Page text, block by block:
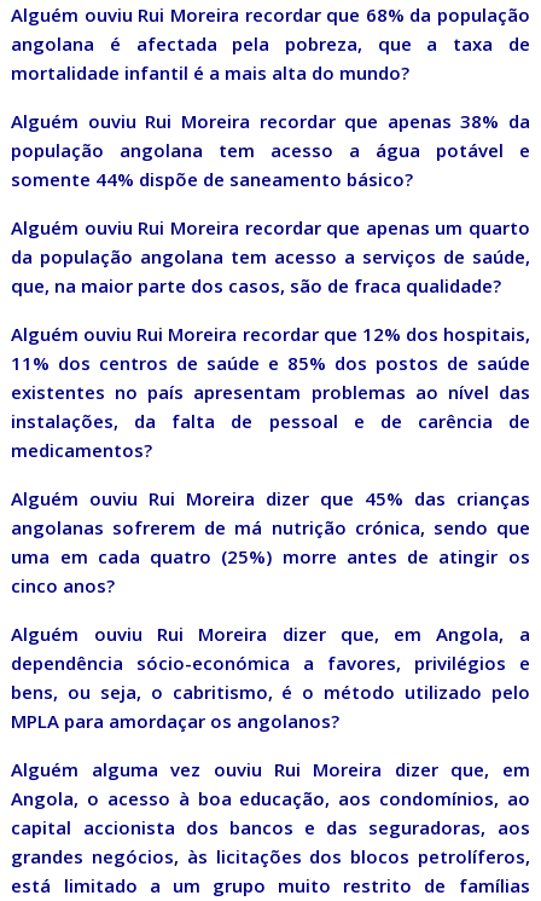
Alguém ouviu Rui Moreira recordar que 68% da população
angolana é afectada pela pobreza, que a taxa de
mortalidade infantil é a mais alta do mundo?
Alguém ouviu Rui Moreira recordar que apenas 38% da
população angolana tem acesso a água potável e
somente 44% dispõe de saneamento básico?
Alguém ouviu Rui Moreira recordar que apenas um quarto
da população angolana tem acesso a serviços de saúde,
que, na maior parte dos casos, são de fraca qualidade?
Alguém ouviu Rui Moreira recordar que 12% dos hospitais,
11% dos centros de saúde e 85% dos postos de saúde
existentes no país apresentam problemas ao nível das
instalações, da falta de pessoal e de carência de
medicamentos?
Alguém ouviu Rui Moreira dizer que 45% das crianças
angolanas sofrerem de má nutrição crónica, sendo que
uma em cada quatro (25%) morre antes de atingir os
cinco anos?
Alguém ouviu Rui Moreira dizer que, em Angola, a
dependência sócio-económica a favores, privilégios e
bens, ou seja, o cabritismo, é o método utilizado pelo
MPLA para amordaçar os angolanos?
Alguém alguma vez ouviu Rui Moreira dizer que, em
Angola, o acesso à boa educação, aos condomínios, ao
capital accionista dos bancos e das seguradoras, aos
grandes negócios, às licitações dos blocos petrolíferos,
está limitado a um grupo muito restrito de famílias